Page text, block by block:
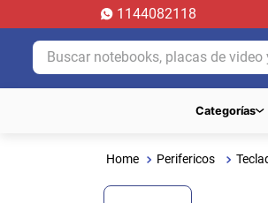
1144082118
Buscar notebooks, placas de video y
Categorías
Perifericos